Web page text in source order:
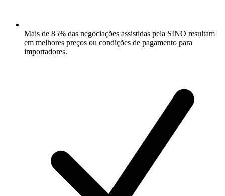
Mais de 85% das negociações assistidas pela SINO resultam
em melhores preços ou condições de pagamento para
importadores.